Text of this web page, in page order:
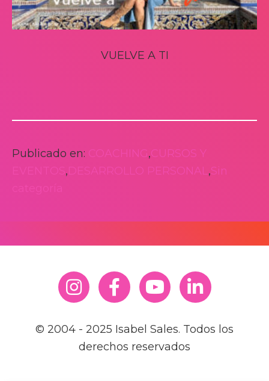
VUELVE A TI
Publicado en: COACHING,CURSOS Y
, DESARROLLO PERSONAL,Sin
© 2004 - 2025 Isabel Sales. Todos los
derechos reservados